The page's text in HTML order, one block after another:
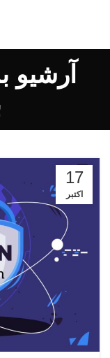
17
اکتبر